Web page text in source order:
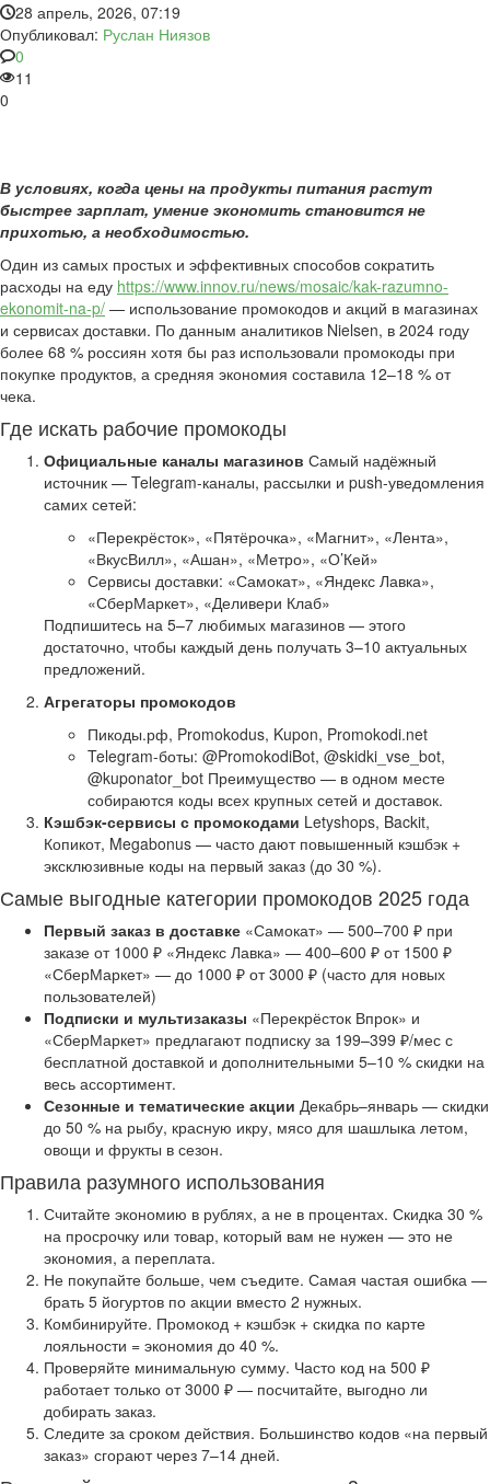
28 апрель, 2026, 07:19
Опубликовал: Руслан Ниязов
0
11
0
В условиях, когда цены на продукты питания растут
быстрее зарплат, умение экономить становится не
прихотью, а необходимостью.
Один из самых простых и эффективных способов сократить
расходы на еду https://www.innov.ru/news/mosaic/kak-razumno-
ekonomit-na-p/ — использование промокодов и акций в магазинах
и сервисах доставки. По данным аналитиков Nielsen, в 2024 году
более 68 % россиян хотя бы раз использовали промокоды при
покупке продуктов, а средняя экономия составила 12–18 % от
чека.
Где искать рабочие промокоды
Официальные каналы магазинов Самый надёжный
источник — Telegram-каналы, рассылки и push-уведомления
самих сетей:
«Перекрёсток», «Пятёрочка», «Магнит», «Лента»,
«ВкусВилл», «Ашан», «Метро», «О’Кей»
Сервисы доставки: «Самокат», «Яндекс Лавка»,
«СберМаркет», «Деливери Клаб»
Подпишитесь на 5–7 любимых магазинов — этого
достаточно, чтобы каждый день получать 3–10 актуальных
предложений.
Агрегаторы промокодов
Пикоды.рф, Promokodus, Kupon, Promokodi.net
Telegram-боты: @PromokodiBot, @skidki_vse_bot,
@kuponator_bot Преимущество — в одном месте
собираются коды всех крупных сетей и доставок.
Кэшбэк-сервисы с промокодами Letyshops, Backit,
Копикот, Megabonus — часто дают повышенный кэшбэк +
эксклюзивные коды на первый заказ (до 30 %).
Самые выгодные категории промокодов 2025 года
Первый заказ в доставке «Самокат» — 500–700 ₽ при
заказе от 1000 ₽ «Яндекс Лавка» — 400–600 ₽ от 1500 ₽
«СберМаркет» — до 1000 ₽ от 3000 ₽ (часто для новых
пользователей)
Подписки и мультизаказы «Перекрёсток Впрок» и
«СберМаркет» предлагают подписку за 199–399 ₽/мес с
бесплатной доставкой и дополнительными 5–10 % скидки на
весь ассортимент.
Сезонные и тематические акции Декабрь–январь — скидки
до 50 % на рыбу, красную икру, мясо для шашлыка летом,
овощи и фрукты в сезон.
Правила разумного использования
Считайте экономию в рублях, а не в процентах. Скидка 30 %
на просрочку или товар, который вам не нужен — это не
экономия, а переплата.
Не покупайте больше, чем съедите. Самая частая ошибка —
брать 5 йогуртов по акции вместо 2 нужных.
Комбинируйте. Промокод + кэшбэк + скидка по карте
лояльности = экономия до 40 %.
Проверяйте минимальную сумму. Часто код на 500 ₽
работает только от 3000 ₽ — посчитайте, выгодно ли
добирать заказ.
Следите за сроком действия. Большинство кодов «на первый
заказ» сгорают через 7–14 дней.